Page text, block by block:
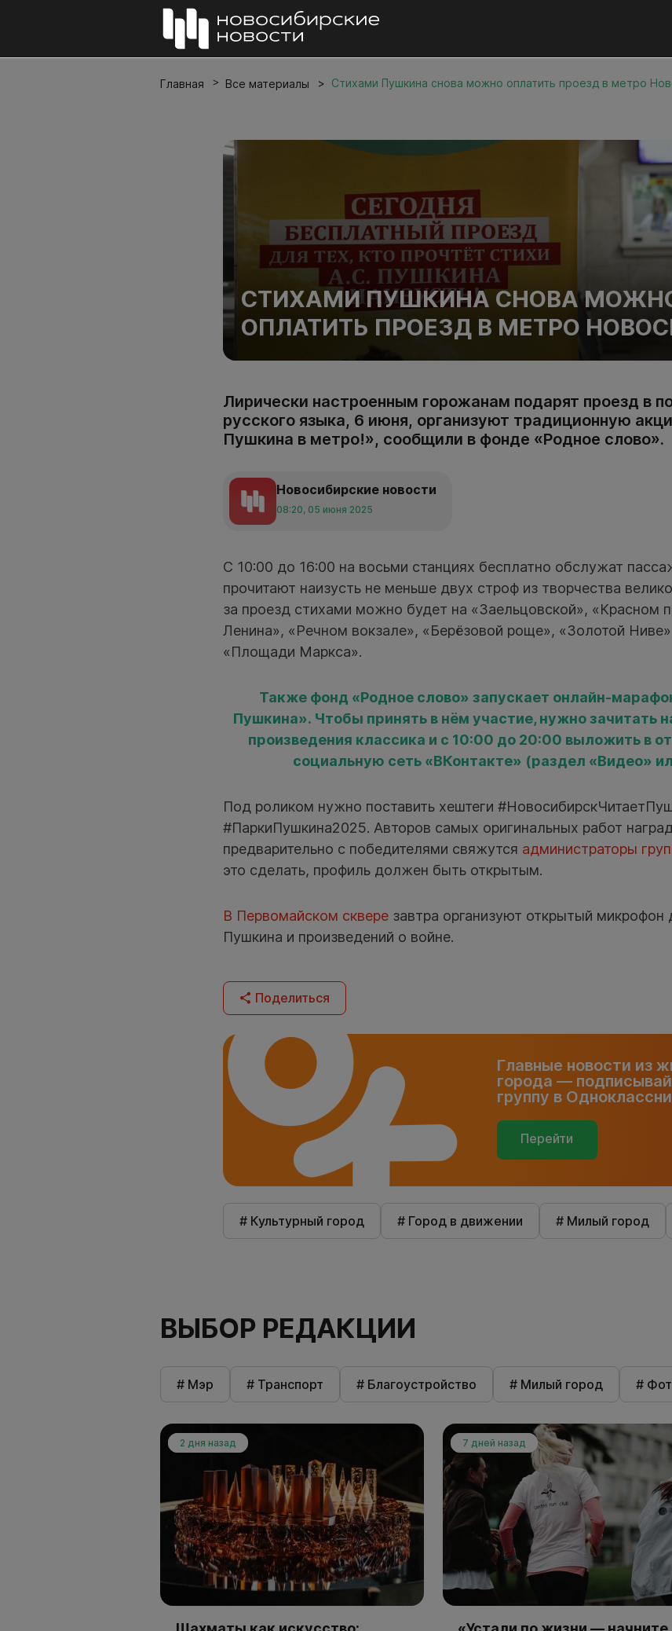
Главная Все материалы Стихами Пушкина снова можно оплатить проезд в метро
СТИХАМИ ПУШКИНА СНОВА
ОПЛАТИТЬ ПРОЕЗД В МЕТРО
Лирически настроенным горожанам подарят проезд в
русского языка, 6 июня, организуют традиционную
Пушкина в метро!», сообщили в фонде «Родное слово».
Новосибирские новости
08:20, 05 июня 2025
С 10:00 до 16:00 на восьми станциях бесплатно обслужат
прочитают наизусть не меньше двух строф из творчества
за проезд стихами можно будет на «Заельцовской», «Красном
Ленина», «Речном вокзале», «Берёзовой роще», «Золотой
«Площади Маркса».
Также фонд «Родное слово» запускает онлайн-
Пушкина». Чтобы принять в нём участие, нужно зачитать
произведения классика и с 10:00 до 20:00 выложить в
социальную сеть «ВКонтакте» (раздел «Видео»
Под роликом нужно поставить хештеги
#ПаркиПушкина2025. Авторов самых оригинальных работ
предварительно с победителями свяжутся администраторы
это сделать, профиль должен быть открытым.
В Первомайском скверезавтра организуют открытый микрофон
Пушкина и произведений о войне.
Поделиться
Главные новости из
города —
группу в
Перейти
# Культурный город # Город в движении # Милый город
ВЫБОР РЕДАКЦИИ
# Мэр # Транспорт # Благоустройство # Милый город #
2 дня назад 7 дней назад